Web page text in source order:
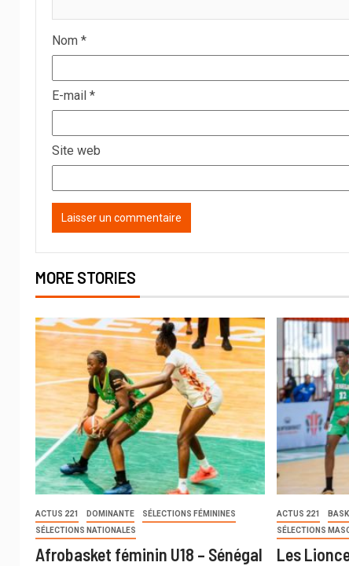
Nom *
E-mail *
Site web
MORE STORIES
ACTUS 221 DOMINANTE
SÉLECTIONS FÉMININES
SÉLECTIONS NATIONALES
Afrobasket féminin U18 – Sénégal
ACTUS 221
SÉLECTIONS
Les